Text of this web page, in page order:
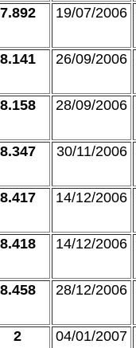
7.892 19/07/2006
8.141 26/09/2006
8.158 28/09/2006
8.347 30/11/2006
8.417 14/12/2006
8.418 14/12/2006
8.458 28/12/2006
2 04/01/2007